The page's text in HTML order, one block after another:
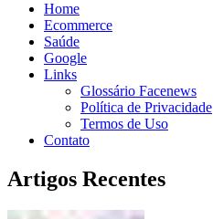
Home
Ecommerce
Saúde
Google
Links
Glossário Facenews
Política de Privacidade
Termos de Uso
Contato
Artigos Recentes